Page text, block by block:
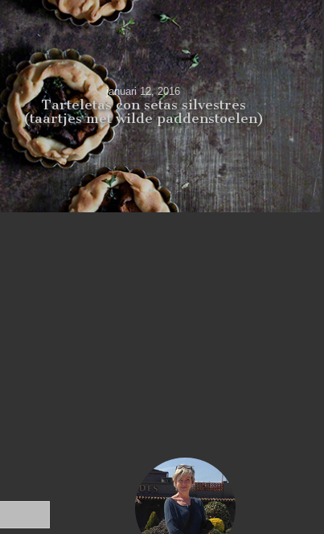
januari 12, 2016
Tarteletas con setas silvestres
(taartjes met wilde paddenstoelen)